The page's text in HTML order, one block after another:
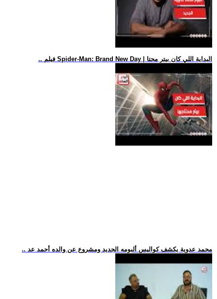
.. فيلم Spider-Man: Brand New Day | البداية اللي كان بيتر محتا
.. محمد عدوية يكشف كواليس ألبومه الجديد ومشروع عن والده أحمد عد